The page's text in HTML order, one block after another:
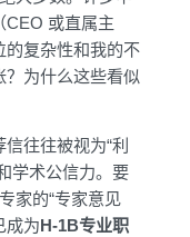
CEO 或直属主
的复杂性和我的不
为什么这些看似
往往被视为“利
学术公信力。要
家的“专家意见
成为H-1B专业职